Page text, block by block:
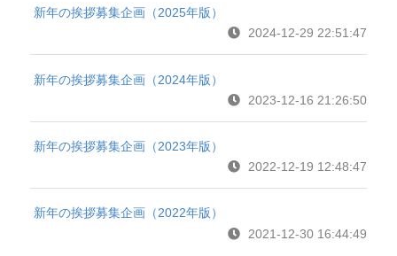
新年の挨拶募集企画（2025年版）
2024-12-29 22:51:47
新年の挨拶募集企画（2024年版）
2023-12-16 21:26:50
新年の挨拶募集企画（2023年版）
2022-12-19 12:48:47
新年の挨拶募集企画（2022年版）
2021-12-30 16:44:49